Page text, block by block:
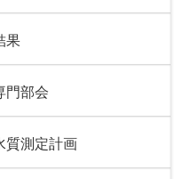
果
門部会
質測定計画